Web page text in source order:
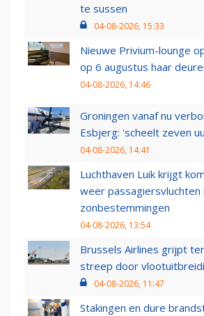
te sussen
04-08-2026, 15:33
Nieuwe Privium-lounge
op 6 augustus haar
04-08-2026, 14:46
Groningen vanaf nu
Esbjerg: 'scheelt zeven
04-08-2026, 14:41
Luchthaven Luik krijgt
weer passagiersvluchten
zonbestemmingen
04-08-2026, 13:54
Brussels Airlines grijpt
streep door
04-08-2026, 11:47
Stakingen en dure